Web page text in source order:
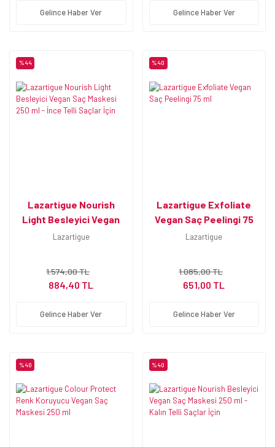
Gelince Haber Ver Gelince Haber Ver
%44
Lazartigue Nourish
Light Besleyici Vegan
Saç Maskesi 250 ml -
Lazartigue
1.574,00 TL
884,40 TL
Gelince Haber Ver
%40
Lazartigue Exfoliate
Vegan Saç Peelingi 75
ml
Lazartigue
1.085,00 TL
651,00 TL
Gelince Haber Ver
%40 %40